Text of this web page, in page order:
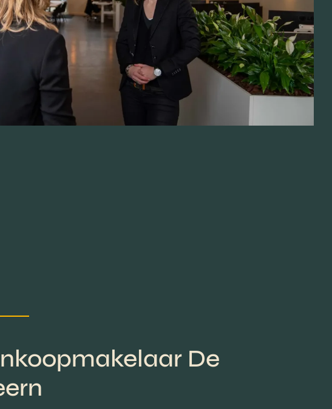
De